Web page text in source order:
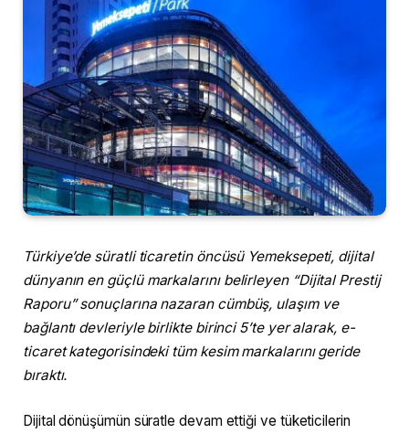
Türkiye’de süratli ticaretin öncüsü Yemeksepeti, dijital
dünyanın en güçlü markalarını belirleyen “Dijital Prestij
Raporu” sonuçlarına nazaran cümbüş, ulaşım ve
bağlantı devleriyle birlikte birinci 5’te yer alarak, e-
ticaret kategorisindeki tüm kesim markalarını geride
bıraktı.
Dijital dönüşümün süratle devam ettiği ve tüketicilerin